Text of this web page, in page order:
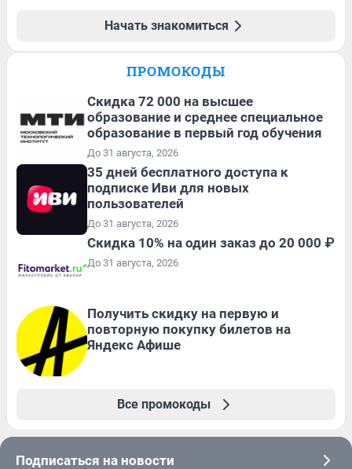
Начать знакомиться
ПРОМОКОДЫ
Скидка 72 000 на высшее
образование и среднее специальное
образование в первый год обучения
До 31 августа, 2026
35 дней бесплатного доступа к
подписке Иви для новых
пользователей
До 31 августа, 2026
Скидка 10% на один заказ до 20 000 ₽
До 31 августа, 2026
Получить скидку на первую и
повторную покупку билетов на
Яндекс Афише
Все промокоды
Подписаться на новости